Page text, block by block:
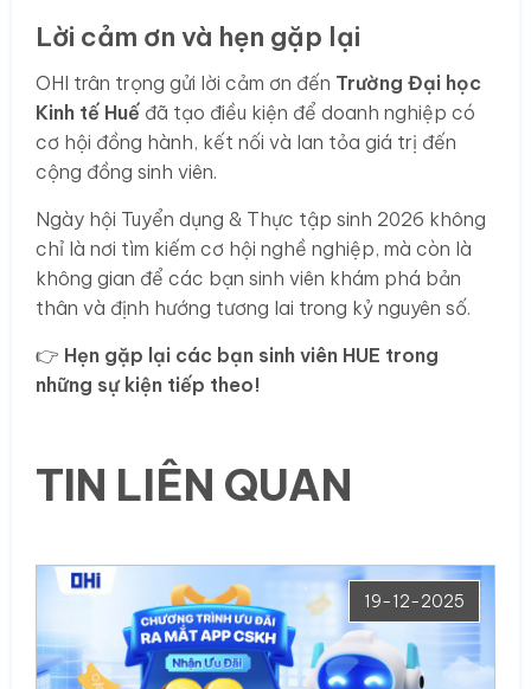
Lời cảm ơn và hẹn gặp lại
OHI trân trọng gửi lời cảm ơn đến Trường Đại học
Kinh tế Huế đã tạo điều kiện để doanh nghiệp có
cơ hội đồng hành, kết nối và lan tỏa giá trị đến
cộng đồng sinh viên.
Ngày hội Tuyển dụng & Thực tập sinh 2026 không
chỉ là nơi tìm kiếm cơ hội nghề nghiệp, mà còn là
không gian để các bạn sinh viên khám phá bản
thân và định hướng tương lai trong kỷ nguyên số.
👉 Hẹn gặp lại các bạn sinh viên HUE trong
những sự kiện tiếp theo!
TIN LIÊN QUAN
19-12-2025